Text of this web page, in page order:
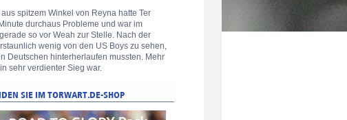
spitzem Winkel von Reyna hatte Ter
durchaus Probleme und war im
so vor Weah zur Stelle. Nach der
wenig von den US Boys zu sehen,
Deutschen hinterherlaufen mussten. Mehr
sehr verdienter Sieg war.